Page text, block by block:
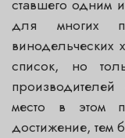
ставшего одним
для многих
винодельческих
список, но
место в этом
достижение, тем